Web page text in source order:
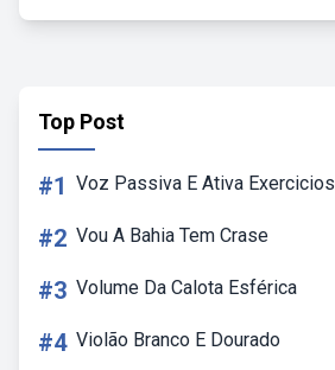
Top Post
#1 Voz Passiva E Ativa Exercicios
#2 Vou A Bahia Tem Crase
#3 Volume Da Calota Esférica
#4 Violão Branco E Dourado